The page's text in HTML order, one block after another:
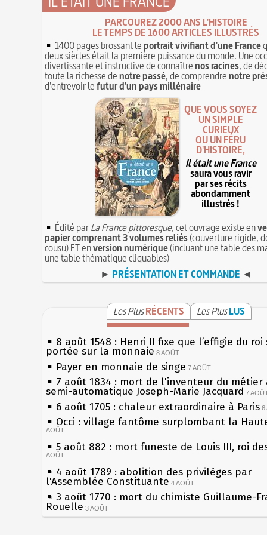
PARCOUREZ 2000 ANS L'HISTOIRE
LE TEMPS DE 1600 ARTICLES ILLUSTRÉS
1400 pages brossant leportrait vivifiant d'une France
deux siècles était la première puissance du monde. Une
divertissante et instructive de connaîtrenos racines, de
toute la richesse denotre passé, de comprendrenotre
d'entrevoir lefutur d'un pays millénaire
QUE VOUS SOYEZ
UN SIMPLE
CURIEUX
OU UN FÉRU
D'HISTOIRE,
Il était une France
saura vous ravir
par ses récits
abondamment
illustrés !
Édité parLa France pittoresque, cet ouvrage existe en
papier comprenant 3 volumes reliés(couverture rigide,
cousu) ET enversion numérique(incluant une table des
une table thématique cliquables)
► PRÉSENTATION ET COMMANDE ◄
Les PlusRÉCENTS Les PlusLUS
8 août 1548 : Henri II fixe que l’effigie du roi
portée sur la monnaie 8 AOÛT
Payer en monnaie de singe 7 AOÛT
7 août 1834 : mort de l'inventeur du métier
semi-automatique Joseph-Marie Jacquard 7
6 août 1705 : chaleur extraordinaire à Paris 6
Occi : village fantôme surplombant la
AOÛT
5 août 882 : mort funeste de Louis III, roi
AOÛT
4 août 1789 : abolition des privilèges par
l'Assemblée Constituante 4 AOÛT
3 août 1770 : mort du chimiste Guillaume-
Rouelle 3 AOÛT
Musée Jean de La Fontaine : réouverture